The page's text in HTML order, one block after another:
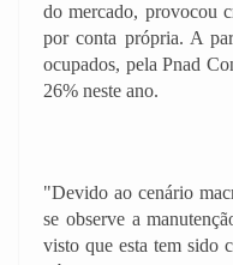
do mercado, provocou
por conta própria. A
ocupados, pela Pnad
26% neste ano.
"Devido ao cenário
se observe a
visto que esta tem sido